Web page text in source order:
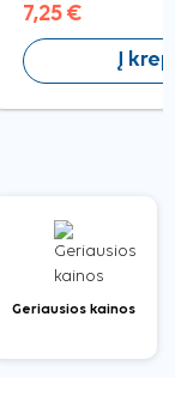
7,25 €
Į
Geriausios kainos